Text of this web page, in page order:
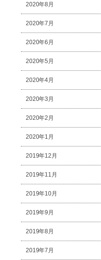
2020年8月
2020年7月
2020年6月
2020年5月
2020年4月
2020年3月
2020年2月
2020年1月
2019年12月
2019年11月
2019年10月
2019年9月
2019年8月
2019年7月